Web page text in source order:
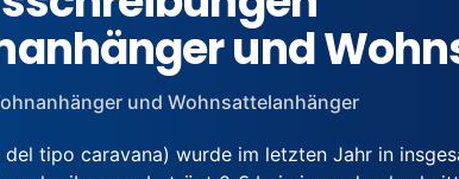
und
und Wohnsattelanhänger
tipo caravana) wurde im letzten Jahr in